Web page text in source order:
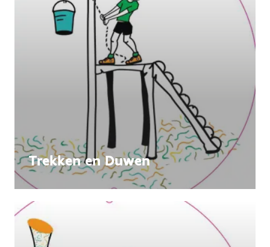
Trekken en Duwen